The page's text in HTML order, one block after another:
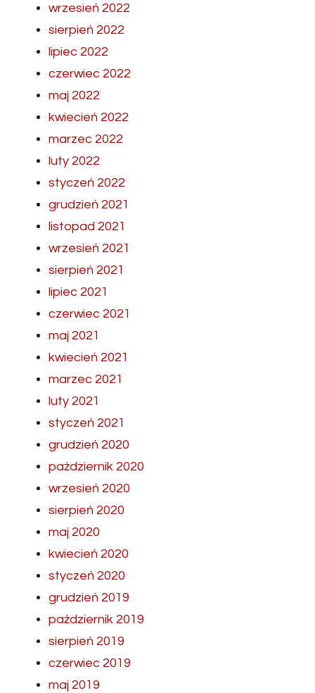
wrzesień 2022
sierpień 2022
lipiec 2022
czerwiec 2022
maj 2022
kwiecień 2022
marzec 2022
luty 2022
styczeń 2022
grudzień 2021
listopad 2021
wrzesień 2021
sierpień 2021
lipiec 2021
czerwiec 2021
maj 2021
kwiecień 2021
marzec 2021
luty 2021
styczeń 2021
grudzień 2020
październik 2020
wrzesień 2020
sierpień 2020
maj 2020
kwiecień 2020
styczeń 2020
grudzień 2019
październik 2019
sierpień 2019
czerwiec 2019
maj 2019